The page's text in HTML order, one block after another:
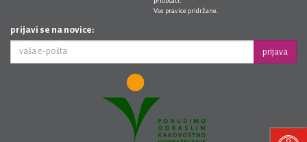
Vse pravice pridržane.
prijavi se na novice:
prijava